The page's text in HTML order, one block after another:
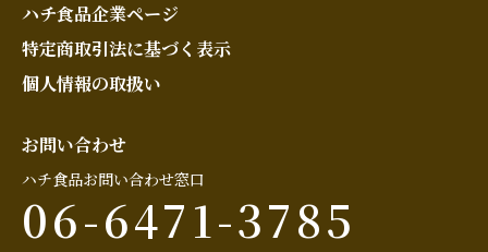
ハチ食品企業ページ
特定商取引法に基づく表示
個人情報の取扱い
お問い合わせ
ハチ食品お問い合わせ窓口
06-6471-3785